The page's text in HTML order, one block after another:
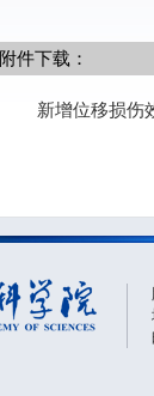
附件下载：
新增位移损伤